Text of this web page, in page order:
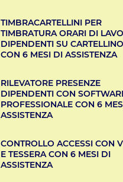
TIMBRACARTELLINI PER
TIMBRATURA ORARI DI
DIPENDENTI SU CARTELLINO
CON 6 MESI DI ASSISTENZA
RILEVATORE PRESENZE
DIPENDENTI CON
PROFESSIONALE CON 6
ASSISTENZA
CONTROLLO ACCESSI CON
E TESSERA CON 6 MESI DI
ASSISTENZA